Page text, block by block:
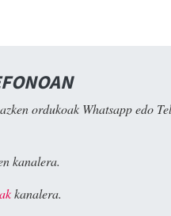
ordukoak Whatsapp edo
kanalera.
kanalera.